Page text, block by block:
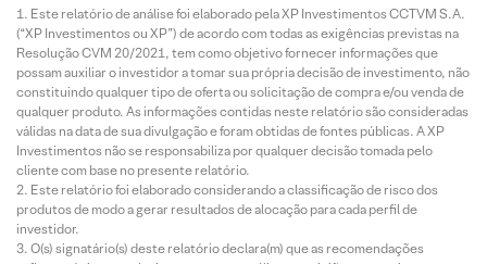
Este relatório de análise foi elaborado pela XP Investimentos CCTVM S.A.
(“XP Investimentos ou XP”) de acordo com todas as exigências previstas na
Resolução CVM 20/2021, tem como objetivo fornecer informações que
possam auxiliar o investidor a tomar sua própria decisão de investimento, não
constituindo qualquer tipo de oferta ou solicitação de compra e/ou venda de
qualquer produto. As informações contidas neste relatório são consideradas
válidas na data de sua divulgação e foram obtidas de fontes públicas. A XP
Investimentos não se responsabiliza por qualquer decisão tomada pelo
cliente com base no presente relatório.
Este relatório foi elaborado considerando a classificação de risco dos
produtos de modo a gerar resultados de alocação para cada perfil de
investidor.
O(s) signatário(s) deste relatório declara(m) que as recomendações